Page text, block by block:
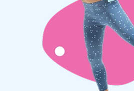
con questo prodotto fornisci il
Più di 15.000 clienti hanno
Da più di 15 anni JB fa letteralmente
milioni di persone in tutto il mondo.
I nostri progettisti, sviluppatori e